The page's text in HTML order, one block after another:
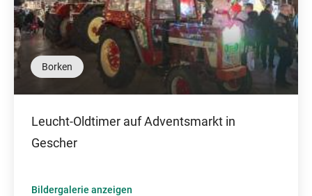
Borken
Leucht-Oldtimer auf Adventsmarkt in
Gescher
Bildergalerie anzeigen